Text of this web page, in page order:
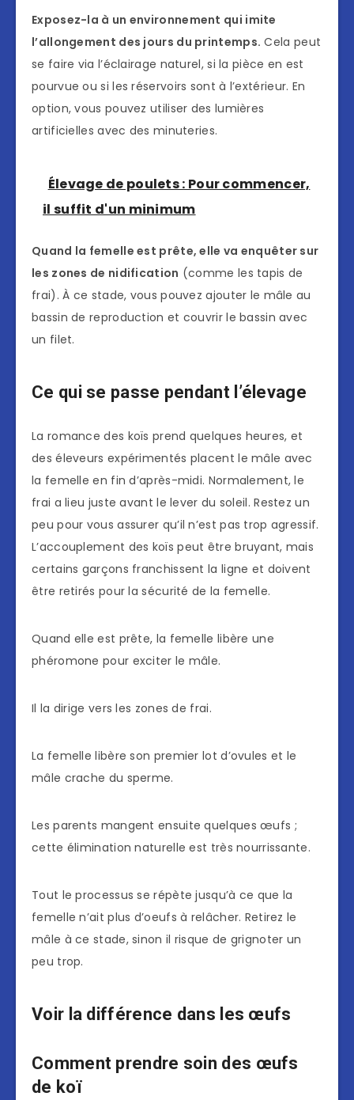
Exposez-la à un environnement qui imite
l’allongement des jours du printemps. Cela peut
se faire via l’éclairage naturel, si la pièce en est
pourvue ou si les réservoirs sont à l’extérieur. En
option, vous pouvez utiliser des lumières
artificielles avec des minuteries.
Élevage de poulets : Pour commencer,
il suffit d'un minimum
Quand la femelle est prête, elle va enquêter sur
les zones de nidification (comme les tapis de
frai). À ce stade, vous pouvez ajouter le mâle au
bassin de reproduction et couvrir le bassin avec
un filet.
Ce qui se passe pendant l’élevage
La romance des koïs prend quelques heures, et
des éleveurs expérimentés placent le mâle avec
la femelle en fin d’après-midi. Normalement, le
frai a lieu juste avant le lever du soleil. Restez un
peu pour vous assurer qu’il n’est pas trop agressif.
L’accouplement des koïs peut être bruyant, mais
certains garçons franchissent la ligne et doivent
être retirés pour la sécurité de la femelle.
Quand elle est prête, la femelle libère une
phéromone pour exciter le mâle.
Il la dirige vers les zones de frai.
La femelle libère son premier lot d’ovules et le
mâle crache du sperme.
Les parents mangent ensuite quelques œufs ;
cette élimination naturelle est très nourrissante.
Tout le processus se répète jusqu’à ce que la
femelle n’ait plus d’oeufs à relâcher. Retirez le
mâle à ce stade, sinon il risque de grignoter un
peu trop.
Voir la différence dans les œufs
Comment prendre soin des œufs
de koï